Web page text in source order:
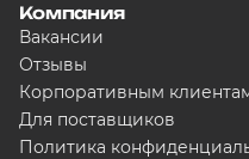
Компания
Вакансии
Отзывы
Корпоративным
Для поставщиков
Политика